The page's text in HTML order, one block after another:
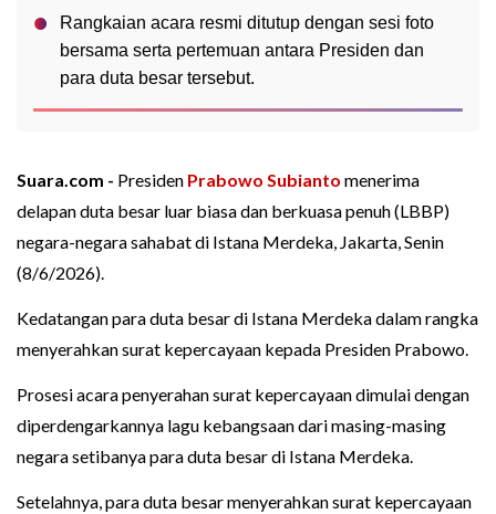
Rangkaian acara resmi ditutup dengan sesi foto
bersama serta pertemuan antara Presiden dan
para duta besar tersebut.
Suara.com - Presiden Prabowo Subianto menerima
delapan duta besar luar biasa dan berkuasa penuh (LBBP)
negara-negara sahabat di Istana Merdeka, Jakarta, Senin
(8/6/2026).
Kedatangan para duta besar di Istana Merdeka dalam rangka
menyerahkan surat kepercayaan kepada Presiden Prabowo.
Prosesi acara penyerahan surat kepercayaan dimulai dengan
diperdengarkannya lagu kebangsaan dari masing-masing
negara setibanya para duta besar di Istana Merdeka.
Setelahnya, para duta besar menyerahkan surat kepercayaan